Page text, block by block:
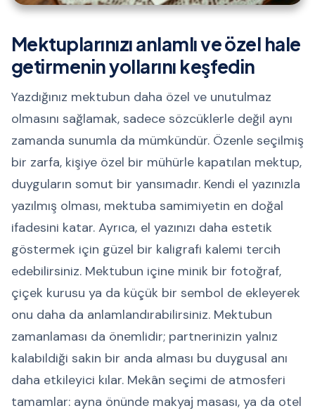
Mektuplarınızı anlamlı ve özel hale
getirmenin yollarını keşfedin
Yazdığınız mektubun daha özel ve unutulmaz
olmasını sağlamak, sadece sözcüklerle değil aynı
zamanda sunumla da mümkündür. Özenle seçilmiş
bir zarfa, kişiye özel bir mühürle kapatılan mektup,
duyguların somut bir yansımadır. Kendi el yazınızla
yazılmış olması, mektuba samimiyetin en doğal
ifadesini katar. Ayrıca, el yazınızı daha estetik
göstermek için güzel bir kaligrafi kalemi tercih
edebilirsiniz. Mektubun içine minik bir fotoğraf,
çiçek kurusu ya da küçük bir sembol de ekleyerek
onu daha da anlamlandırabilirsiniz. Mektubun
zamanlaması da önemlidir; partnerinizin yalnız
kalabildiği sakin bir anda alması bu duygusal anı
daha etkileyici kılar. Mekân seçimi de atmosferi
tamamlar: ayna önünde makyaj masası, ya da otel